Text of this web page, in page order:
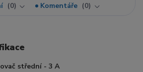
0 Komentáře 0
střední - 3 A